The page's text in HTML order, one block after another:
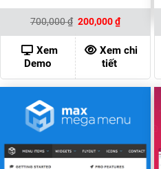
700,000₫ Giá
gốc
là:
700,000 ₫.
200,000₫Giá
hiện
tại
là:
200,000 ₫.
Xem
Demo
Xem chi
tiết